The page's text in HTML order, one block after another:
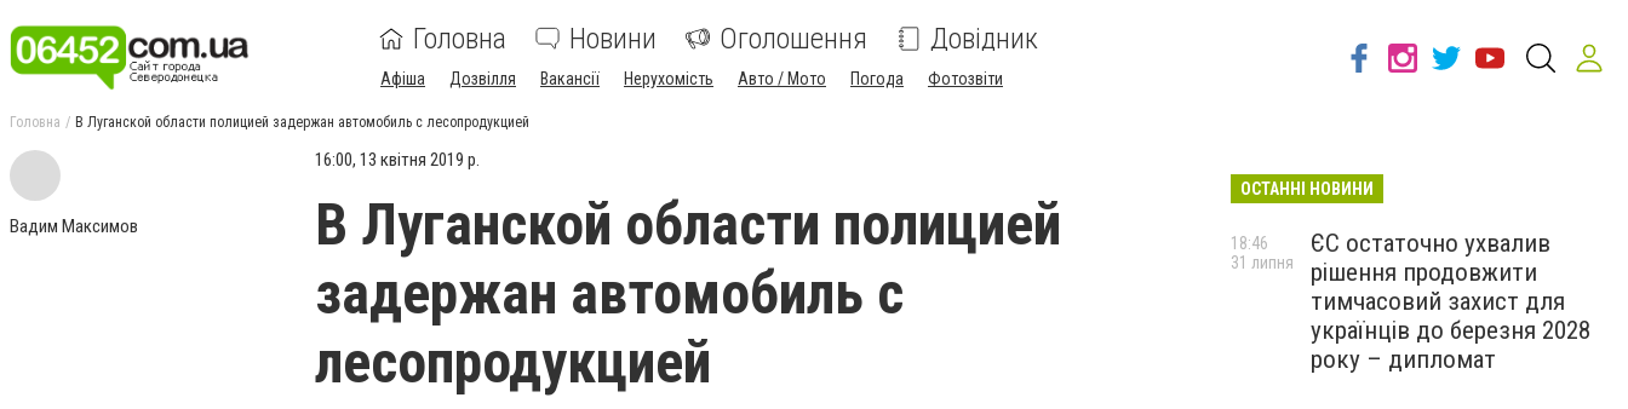
Головна Новини Оголошення Довідник
Афіша Дозвілля Вакансії Нерухомість Авто / Мото Погода Фотозвіти
Головна В Луганской области полицией задержан автомобиль с лесопродукцией
Вадим Максимов
16:00, 13 квітня 2019 р.
В Луганской области полицией
задержан автомобиль с
лесопродукцией
ОСТАННІ НОВИНИ
ЄС остаточно ухвалив
рішення продовжити
тимчасовий захист для
українців до березня 2028
року – дипломат
18:46
31 липня